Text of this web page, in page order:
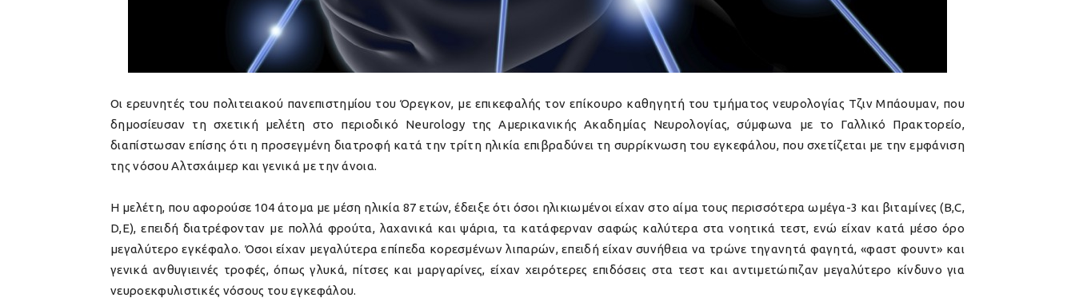
Οι ερευνητές του πολιτειακού πανεπιστημίου του Όρεγκον, με επικεφαλής τον επίκουρο καθηγητή του τμήματος νευρολογίας Τζιν Μπάουμαν, που
δημοσίευσαν τη σχετική μελέτη στο περιοδικό Neurology της Αμερικανικής Ακαδημίας Νευρολογίας, σύμφωνα με το Γαλλικό Πρακτορείο,
διαπίστωσαν επίσης ότι η προσεγμένη διατροφή κατά την τρίτη ηλικία επιβραδύνει τη συρρίκνωση του εγκεφάλου, που σχετίζεται με την εμφάνιση
της νόσου Αλτσχάιμερ και γενικά με την άνοια.
Η μελέτη, που αφορούσε 104 άτομα με μέση ηλικία 87 ετών, έδειξε ότι όσοι ηλικιωμένοι είχαν στο αίμα τους περισσότερα ωμέγα-3 και βιταμίνες (B,C,
D,E), επειδή διατρέφονταν με πολλά φρούτα, λαχανικά και ψάρια, τα κατάφερναν σαφώς καλύτερα στα νοητικά τεστ, ενώ είχαν κατά μέσο όρο
μεγαλύτερο εγκέφαλο. Όσοι είχαν μεγαλύτερα επίπεδα κορεσμένων λιπαρών, επειδή είχαν συνήθεια να τρώνε τηγανητά φαγητά, «φαστ φουντ» και
γενικά ανθυγιεινές τροφές, όπως γλυκά, πίτσες και μαργαρίνες, είχαν χειρότερες επιδόσεις στα τεστ και αντιμετώπιζαν μεγαλύτερο κίνδυνο για
νευροεκφυλιστικές νόσους του εγκεφάλου.